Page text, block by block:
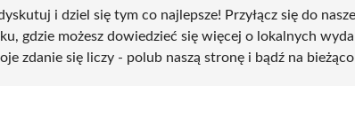
i dziel się tym co najlepsze! Przyłącz się do
gdzie możesz dowiedzieć się więcej o lokalnych
zdanie się liczy - polub naszą stronę i bądź na